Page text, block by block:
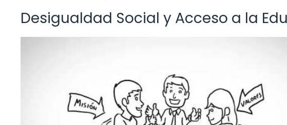
Desigualdad Social y Acceso a la